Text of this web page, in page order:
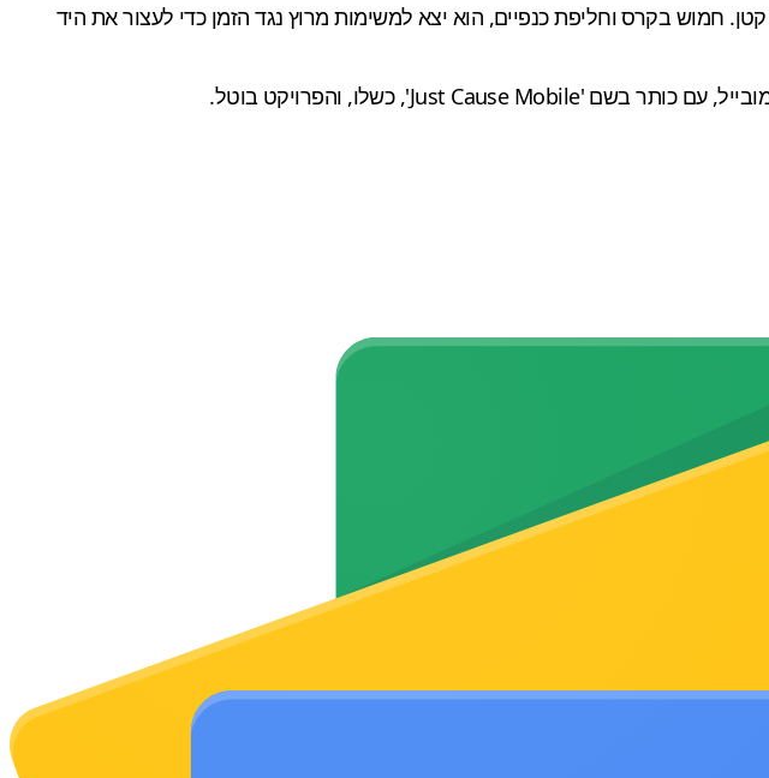
חמוש בקרס וחליפת כנפיים, הוא יצא למשימות מרוץ נגד הזמן כדי לעצור את היד